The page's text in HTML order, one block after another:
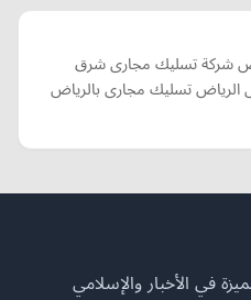
شركة تسليك مجارى شرق
تسليك مجارى بالرياض
في الأخبار والإسلامي